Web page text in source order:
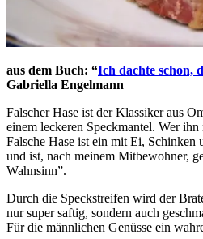
aus dem Buch: “Ich dachte schon,
Gabriella Engelmann
Falscher Hase ist der Klassiker aus
einem leckeren Speckmantel. Wer
Falsche Hase ist ein mit Ei, Schinken
und ist, nach meinem Mitbewohner,
Wahnsinn”.
Durch die Speckstreifen wird der
nur super saftig, sondern auch
Für die männlichen Genüsse ein